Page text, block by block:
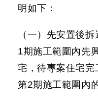
境
響
估
區
段
明如下：
（一）先安置後
1期施工範圍內先
宅，待專案住宅
第2期施工範圍內